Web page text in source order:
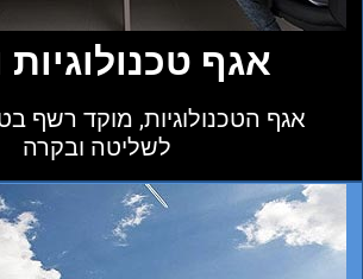
אגף טכנולוגיות
אגף הטכנולוגיות, מוקד רשף
לשליטה ובקרה